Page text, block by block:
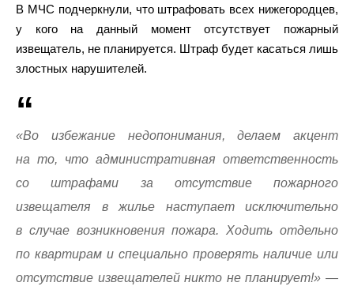
В МЧС подчеркнули, что штрафовать всех нижегородцев,
у кого на данный момент отсутствует пожарный
извещатель, не планируется. Штраф будет касаться лишь
злостных нарушителей.
«Во избежание недопонимания, делаем акцент
на то, что административная ответственность
со штрафами за отсутствие пожарного
извещателя в жилье наступает исключительно
в случае возникновения пожара. Ходить отдельно
по квартирам и специально проверять наличие или
отсутствие извещателей никто не планирует!» —